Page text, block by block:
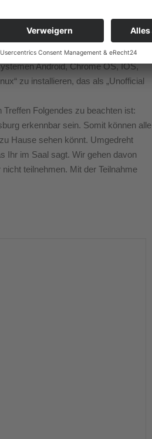
die Zustimmung zu deren
möglich ist, kann dies
11 und vom Abo-Modell Microsoft
Android, Chrome OS, IOS,
zu installieren, das als „Unofficial
Folgendes zu beachten ist:
erkennbar sein. Somit können alle
Hause sehen könnt. Umgedreht
Ihr im Saal sagt. Wir gehen davon
teilnehmen. Mit der Teilnahme